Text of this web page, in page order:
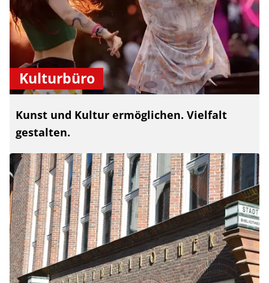
Kulturbüro
Kunst und Kultur ermöglichen. Vielfalt
gestalten.